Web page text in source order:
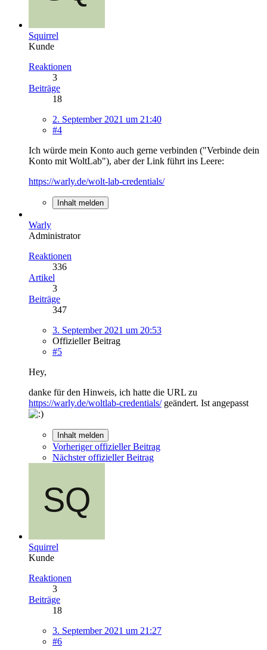
Squirrel
Kunde
Reaktionen
3
Beiträge
18
2. September 2021 um 21:40
#4
Ich würde mein Konto auch gerne verbinden ("Verbinde dein
Konto mit WoltLab"), aber der Link führt ins Leere:
https://warly.de/wolt-lab-credentials/
Inhalt melden
Warly
Administrator
Reaktionen
336
Artikel
3
Beiträge
347
3. September 2021 um 20:53
Offizieller Beitrag
#5
Hey,
danke für den Hinweis, ich hatte die URL zu
https://warly.de/woltlab-credentials/geändert. Ist angepasst
Inhalt melden
Vorheriger offizieller Beitrag
Nächster offizieller Beitrag
Squirrel
Kunde
Reaktionen
3
Beiträge
18
3. September 2021 um 21:27
#6